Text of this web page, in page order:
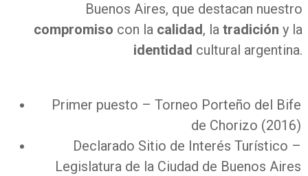
Buenos Aires, que destacan nuestro
compromiso con la calidad, la tradición y la
identidad cultural argentina.
Primer puesto – Torneo Porteño del Bife
de Chorizo (2016)
Declarado Sitio de Interés Turístico –
Legislatura de la Ciudad de Buenos Aires